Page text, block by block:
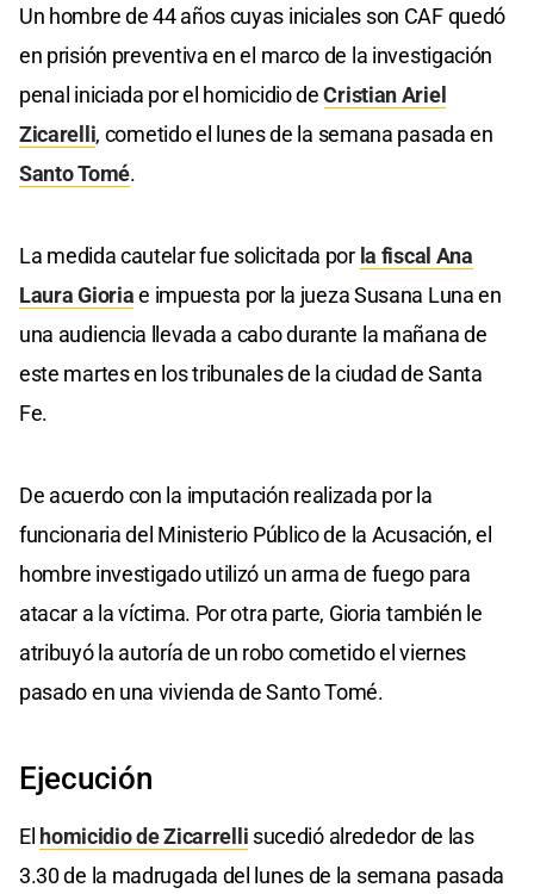
Un hombre de 44 años cuyas iniciales son CAF quedó
en prisión preventiva en el marco de la investigación
penal iniciada por el homicidio deCristian Ariel
Zicarelli, cometido el lunes de la semana pasada en
Santo Tomé.
La medida cautelar fue solicitada por la fiscal Ana
Laura Gioriae impuesta por la jueza Susana Luna en
una audiencia llevada a cabo durante la mañana de
este martes en los tribunales de la ciudad de Santa
Fe.
De acuerdo con la imputación realizada por la
funcionaria del Ministerio Público de la Acusación, el
hombre investigado utilizó un arma de fuego para
atacar a la víctima. Por otra parte, Gioria también le
atribuyó la autoría de un robo cometido el viernes
pasado en una vivienda de Santo Tomé.
Ejecución
El homicidio de Zicarrelli sucedió alrededor de las
3.30 de la madrugada del lunes de la semana pasada